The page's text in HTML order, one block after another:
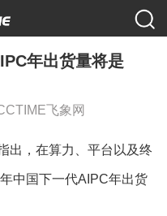
年出货量将是
飞象网
出，在算力、平台以及终
中国下一代AIPC年出货